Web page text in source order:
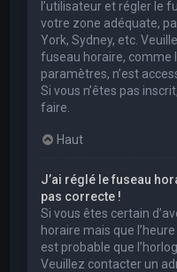
l’utilisateur et régler le
votre zone adéquate,
York, Sydney, etc.
fuseau horaire, comme
paramètres, n’est
Si vous n’êtes pas
faire.
Haut
J’ai réglé le fuseau
pas correcte !
Si vous êtes certain
horaire mais que
est probable que
Veuillez contacter un